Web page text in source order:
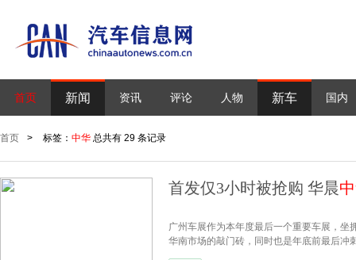
首页 新闻 资讯 评论 人物 新车 国内
首页 > 标签： 中华 总共有 29 条记录
首发仅3小时被抢购 华晨
广州车展作为本年度最后一个重要车展，
华南市场的敲门砖，同时也是年底前最后冲